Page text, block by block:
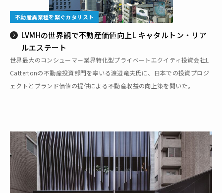
不動産異業種を繋ぐカタリスト
LVMHの世界観で不動産価値向上――L キャタルトン・リア
ルエステート
世界最大のコンシューマー業界特化型プライベートエクイティ投資会社L
Cattertonの不動産投資部門を率いる渡辺竜夫氏に、日本での投資プロジ
ェクトとブランド価値の提供による不動産収益の向上策を聞いた。